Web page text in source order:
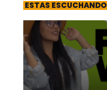
ESTAS ESCUCHANDO